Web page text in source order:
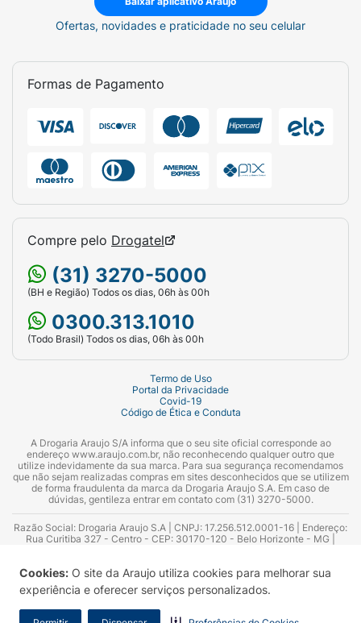
Cookies: O site da Araujo utiliza cookies para melhorar sua
experiência e oferecer serviços personalizados.
Ofertas, novidades e praticidade no seu celular
Formas de Pagamento
Compre pelo Drogatel
(31) 3270-5000
(BH e Região) Todos os dias, 06h às 00h
0300.313.1010
(Todo Brasil) Todos os dias, 06h às 00h
Termo de Uso
Portal da Privacidade
Covid-19
Código de Ética e Conduta
A Drogaria Araujo S/A informa que o seu site oficial corresponde ao
endereço www.araujo.com.br, não reconhecendo qualquer outro que
utilize indevidamente da sua marca. Para sua segurança recomendamos
que não sejam realizadas compras em sites desconhecidos que se utilizem
de forma fraudulenta da marca da Drogaria Araujo S.A. Em caso de
dúvidas, gentileza entrar em contato com (31) 3270-5000.
Razão Social: Drogaria Araujo S.A | CNPJ: 17.256.512.0001-16 | Endereço:
Rua Curitiba 327 - Centro - CEP: 30170-120 - Belo Horizonte - MG |
Azevedo Guimarães – CRF 10.965 | Yasmin Silva Alvarenga – CRF 52.584 -
Consultor substituto: Thiago Aguiar Pinheiro - CRF Nº 13.748. Alvará
Sanitário: 2025020713 | Autorização de Funcionamento da Empresa (AFE):